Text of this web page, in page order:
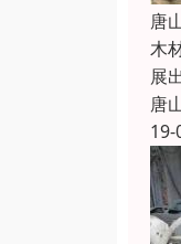
唐
木
展
唐
19-